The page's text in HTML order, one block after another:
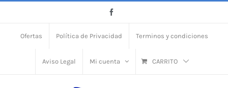
contentOfertas Política de Privacidad Terminos y condiciones
Aviso Legal Mi cuenta CARRITO